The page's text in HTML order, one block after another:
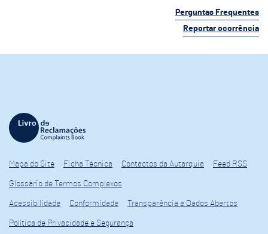
Perguntas Frequentes
Reportar ocorrência
Mapa do Site Ficha Técnica Contactos da Autarquia Feed RSS
Glossário de Termos Complexos
Acessibilidade Conformidade Transparência e Dados Abertos
Política de Privacidade e Segurança